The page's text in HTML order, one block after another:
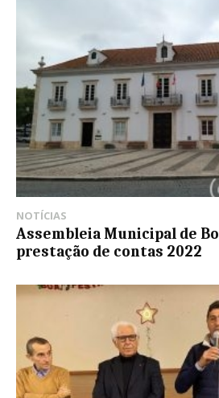
NOTÍCIAS
Assembleia Municipal de
prestação de contas 2022